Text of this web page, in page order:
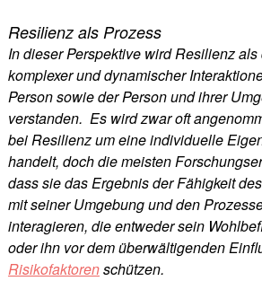
Resilienz als Prozess
In dieser Perspektive wird Resilienz
komplexer und dynamischer
Person sowie der Person und ihrer
verstanden. Es wird zwar oft
bei Resilienz um eine individuelle
handelt, doch die meisten
dass sie das Ergebnis der Fähigkeit
mit seiner Umgebung und den
interagieren, die entweder sein
oder ihn vor dem überwältigenden
Risikofaktorenschützen.